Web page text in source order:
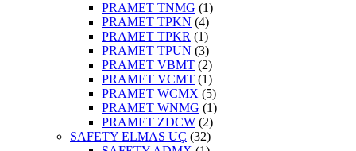
PRAMET TNMG (1)
PRAMET TPKN (4)
PRAMET TPKR (1)
PRAMET TPUN (3)
PRAMET VBMT (2)
PRAMET VCMT (1)
PRAMET WCMX (5)
PRAMET WNMG (1)
PRAMET ZDCW (2)
SAFETY ELMAS UÇ (32)